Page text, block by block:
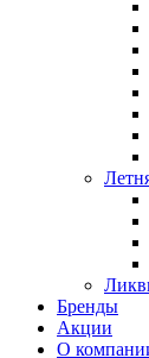
Бренды
Акции
О